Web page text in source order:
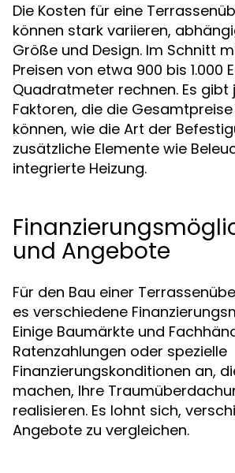
Die Kosten für eine
können stark variieren,
Größe und Design. Im Schnitt
Preisen von etwa 900 bis 1.000
Quadratmeter rechnen. Es gibt
Faktoren, die die
können, wie die Art der
zusätzliche Elemente wie
integrierte Heizung.
und Angebote
Für den Bau einer
es verschiedene
Einige Baumärkte und
Ratenzahlungen oder spezielle
Finanzierungskonditionen an,
machen, Ihre
realisieren. Es lohnt sich,
Angebote zu vergleichen.